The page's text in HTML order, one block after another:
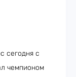
сегодня с
чемпионом